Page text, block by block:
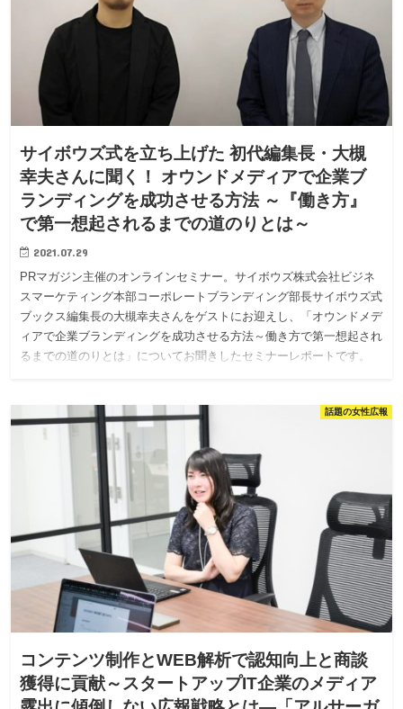
サイボウズ式を立ち上げた 初代編集長・大槻
幸夫さんに聞く！ オウンドメディアで企業ブ
ランディングを成功させる方法 ～『働き方』
で第一想起されるまでの道のりとは～
2021.07.29
PRマガジン主催のオンラインセミナー。サイボウズ株式会社ビジネ
スマーケティング本部コーポレートブランディング部長サイボウズ式
ブックス編集長の大槻幸夫さんをゲストにお迎えし、「オウンドメデ
ィアで企業ブランディングを成功させる方法～働き方で第一想起され
るまでの道のりとは」についてお聞きしたセミナーレポートです。
話題の女性広報
コンテンツ制作とWEB解析で認知向上と商談
獲得に貢献～スタートアップIT企業のメディア